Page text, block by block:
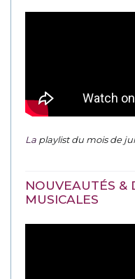
La playlist du mois de
NOUVEAUTÉS &
MUSICALES